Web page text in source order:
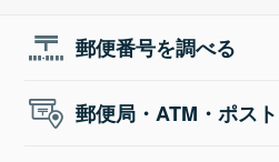
郵便番号を調べる
郵便局・ATM・ポス